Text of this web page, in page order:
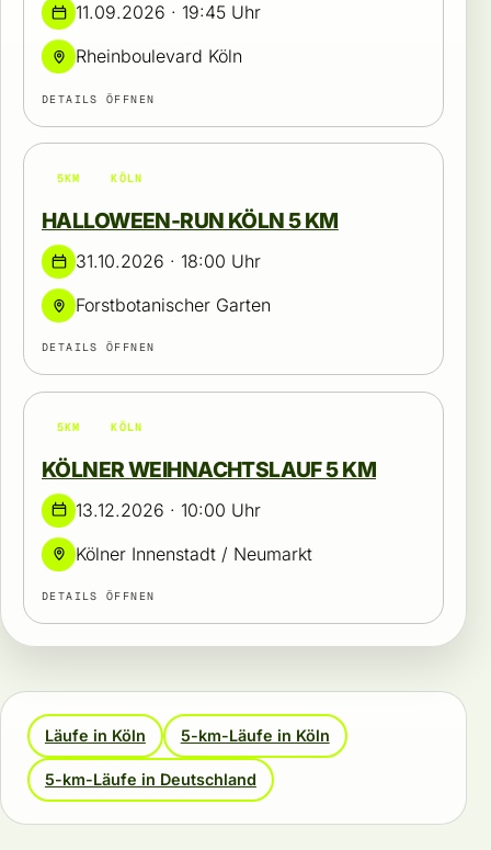
11.09.2026 · 19:45 Uhr
Rheinboulevard Köln
DETAILS ÖFFNEN
5KM KÖLN
HALLOWEEN-RUN KÖLN 5 KM
31.10.2026 · 18:00 Uhr
Forstbotanischer Garten
DETAILS ÖFFNEN
5KM KÖLN
KÖLNER WEIHNACHTSLAUF 5 KM
13.12.2026 · 10:00 Uhr
Kölner Innenstadt / Neumarkt
DETAILS ÖFFNEN
Läufe in Köln 5-km-Läufe in Köln
5-km-Läufe in Deutschland